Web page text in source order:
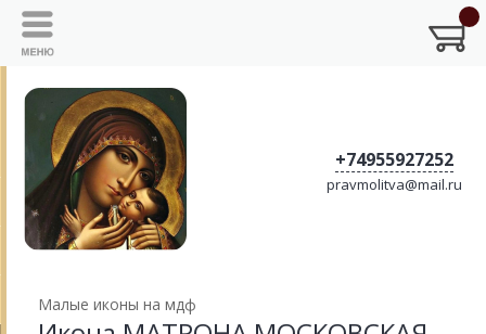
+74955927252
pravmolitva@mail.ru
Малые иконы на мдф